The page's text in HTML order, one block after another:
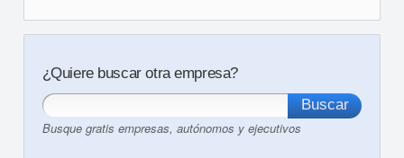
¿Quiere buscar otra empresa?
Busque gratis empresas, autónomos y ejecutivos